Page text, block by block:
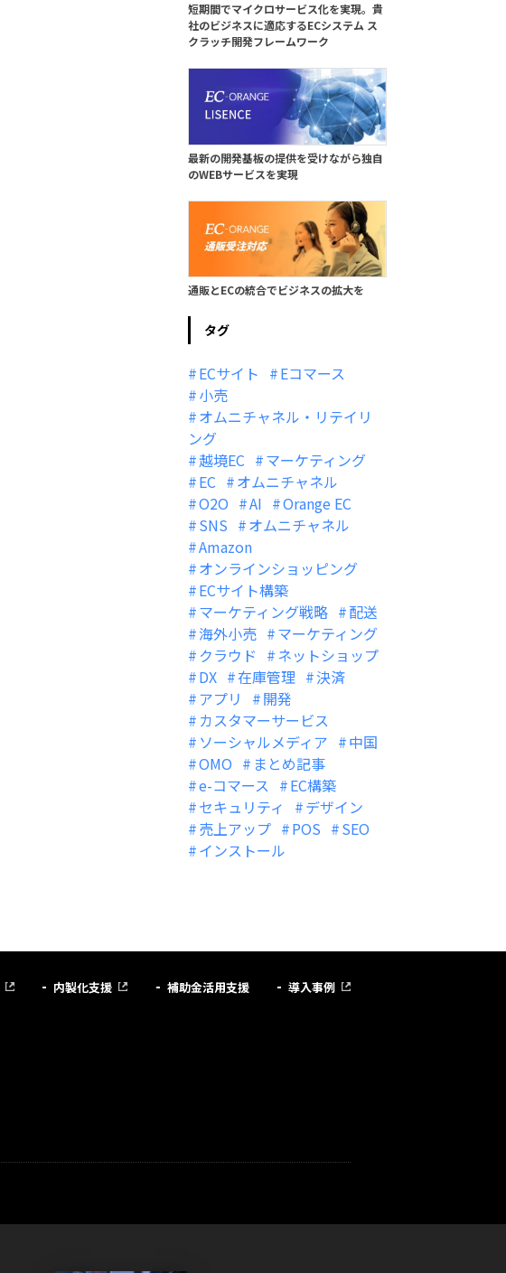
短期間でマイクロサービス化を実現。貴
社のビジネスに適応するECシステム ス
クラッチ開発フレームワーク
最新の開発基板の提供を受けながら独自
のWEBサービスを実現
通販とECの統合でビジネスの拡大を
タグ
ECサイト
Eコマース
小売
オムニチャネル・リテイリ
ング
越境EC
マーケティング
EC
オムニチャネル
O2O
AI
Orange EC
SNS
オムニチャネル
Amazon
オンラインショッピング
ECサイト構築
マーケティング戦略
配送
海外小売
マーケティング
クラウド
ネットショップ
DX
在庫管理
決済
アプリ
開発
カスタマーサービス
ソーシャルメディア
中国
OMO
まとめ記事
e-コマース
EC構築
セキュリティ
デザイン
売上アップ
POS
SEO
インストール
内製化支援 補助金活用支援 導入事例